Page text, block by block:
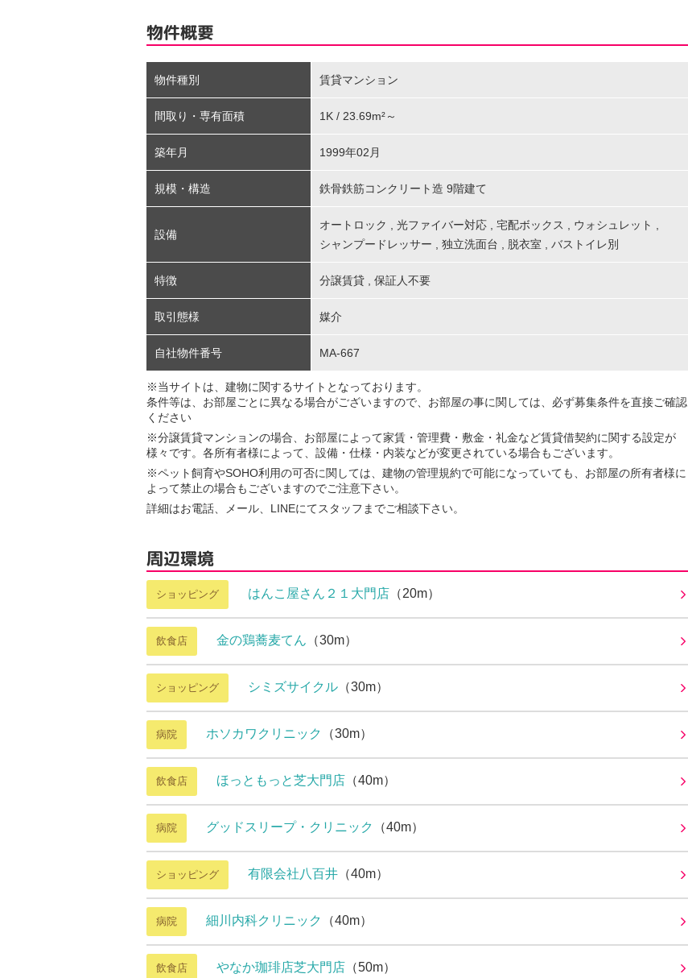
物件概要
物件種別 賃貸マンション
間取り・専有面積 1K / 23.69m²～
築年月 1999年02月
規模・構造 鉄骨鉄筋コンクリート造 9階建て
設備
オートロック 光ファイバー対応 宅配ボックス ウォシュレット
シャンプードレッサー
独立洗面台 脱衣室 バストイレ別
特徴 分譲賃貸 保証人不要
取引態様 媒介
自社物件番号 MA-667
※当サイトは、建物に関するサイトとなっております。
条件等は、お部屋ごとに異なる場合がございますので、お部屋の事に関しては、必ず募集条件を直接ご確認
ください
※分譲賃貸マンションの場合、お部屋によって家賃・管理費・敷金・礼金など賃貸借契約に関する設定が
様々です。各所有者様によって、設備・仕様・内装などが変更されている場合もございます。
※ペット飼育やSOHO利用の可否に関しては、建物の管理規約で可能になっていても、お部屋の所有者様に
よって禁止の場合もございますのでご注意下さい。
詳細はお電話、メール、LINEにてスタッフまでご相談下さい。
周辺環境
ショッピング はんこ屋さん２１大門店 （20m）
飲食店 金の鶏蕎麦てん （30m）
ショッピング シミズサイクル （30m）
病院 ホソカワクリニック （30m）
飲食店 ほっともっと芝大門店 （40m）
病院 グッドスリープ・クリニック （40m）
ショッピング 有限会社八百井 （40m）
病院 細川内科クリニック （40m）
飲食店 やなか珈琲店芝大門店 （50m）